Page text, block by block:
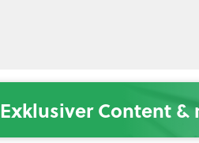
Exklusiver Content